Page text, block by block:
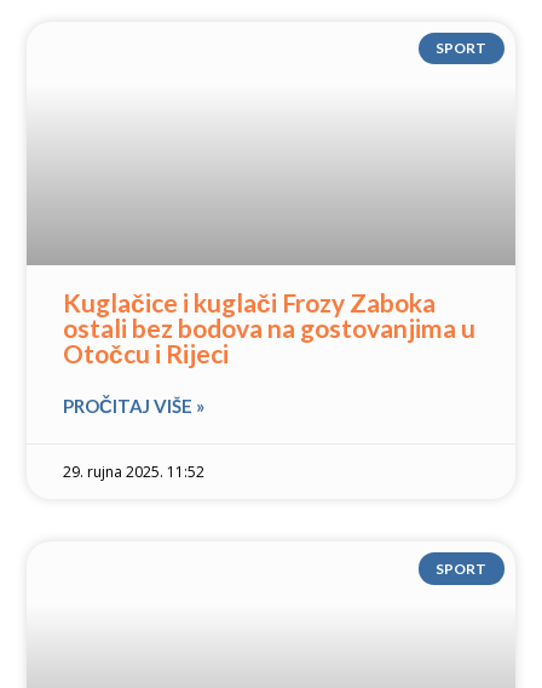
SPORT
Kuglačice i kuglači Frozy Zaboka
ostali bez bodova na gostovanjima u
Otočcu i Rijeci
PROČITAJ VIŠE »
29. rujna 2025. 11:52
SPORT